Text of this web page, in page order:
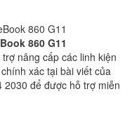
860 G11
nâng cấp các linh kiện
xác tại bài viết của
2030 để được hỗ trợ miễn